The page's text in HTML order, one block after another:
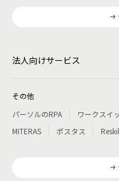
法人向けサービス
その他
パーソルのRPA
ワークスイ
MITERAS
ポスタス